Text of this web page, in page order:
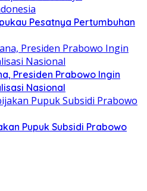
Pesatnya Pertumbuhan
Presiden Prabowo Ingin
Nasional
Pupuk Subsidi Prabowo